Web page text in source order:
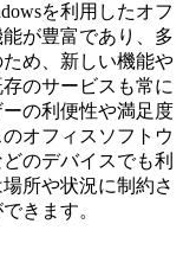
を利用したオフ
が豊富であり、多
め、新しい機能や
のサービスも常に
の利便性や満足度
オフィスソフトウ
のデバイスでも利
所や状況に制約さ
きます。